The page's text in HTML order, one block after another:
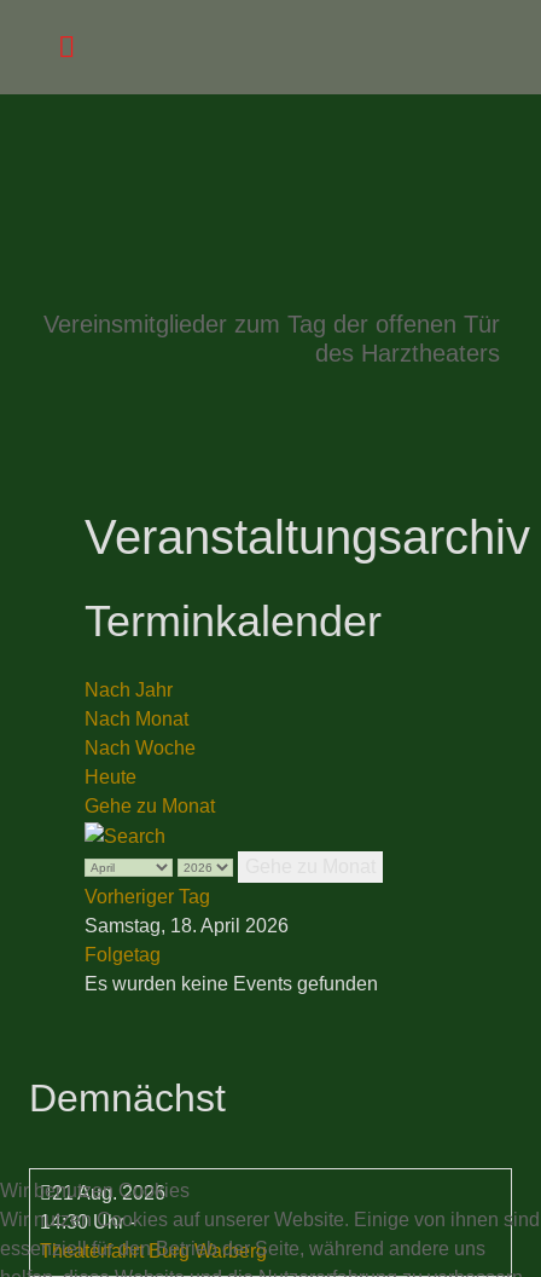
Vereinsmitglieder zum Tag der offenen Tür
des Harztheaters
Veranstaltungsarchiv
Terminkalender
Nach Jahr
Nach Monat
Nach Woche
Heute
Gehe zu Monat
Vorheriger Tag
Samstag, 18. April 2026
Folgetag
Es wurden keine Events gefunden
Demnächst
21 Aug. 2026
14:30 Uhr-
Theaterfahrt Burg Warberg
Wir benutzen Cookies
Wir nutzen Cookies auf unserer Website. Einige von ihnen sind
essenziell für den Betrieb der Seite, während andere uns